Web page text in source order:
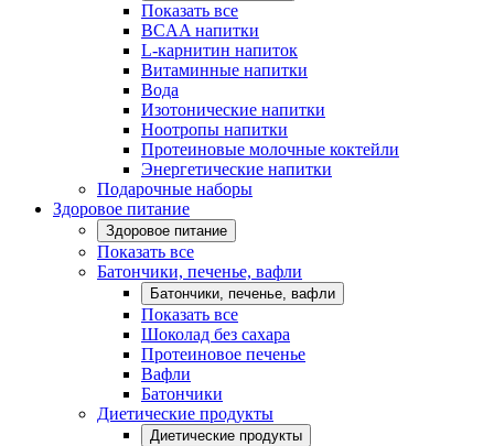
Показать все
BCAA напитки
L-карнитин напиток
Витаминные напитки
Вода
Изотонические напитки
Ноотропы напитки
Протеиновые молочные коктейли
Энергетические напитки
Подарочные наборы
Здоровое питание
Здоровое питание
Показать все
Батончики, печенье, вафли
Батончики, печенье, вафли
Показать все
Шоколад без сахара
Протеиновое печенье
Вафли
Батончики
Диетические продукты
Диетические продукты